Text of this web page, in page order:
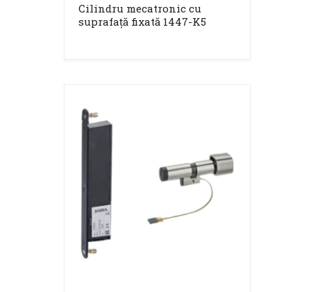
Cilindru mecatronic cu
suprafață fixată 1447-K5